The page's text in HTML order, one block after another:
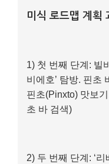
미식 로드맵 계획
1) 첫 번째 단계: 빌
비에호’ 탐방. 핀초
핀초(Pinxto) 맛보
초 바 검색)
2) 두 번째 단계: ‘